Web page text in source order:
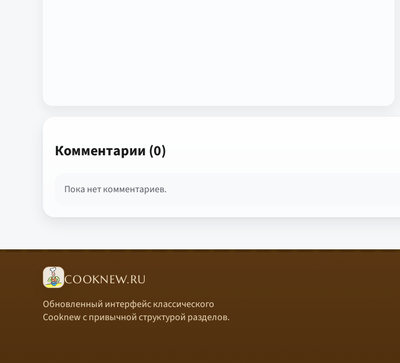
Комментарии (0)
Пока нет комментариев.
COOKNEW.RU
Обновленный интерфейс классического
Cooknew с привычной структурой разделов.